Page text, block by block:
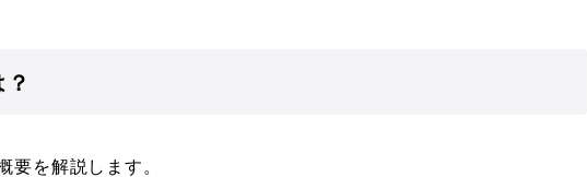
要を解説します。